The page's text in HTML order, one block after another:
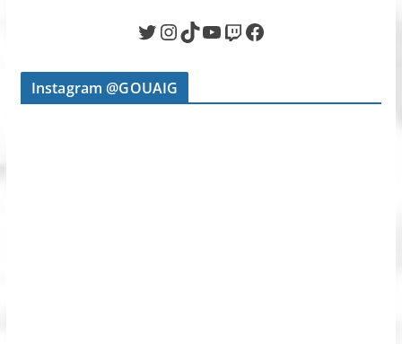
Twitter InstagramTikTok YouTube Twitch Facebook
Instagram @GOUAIG